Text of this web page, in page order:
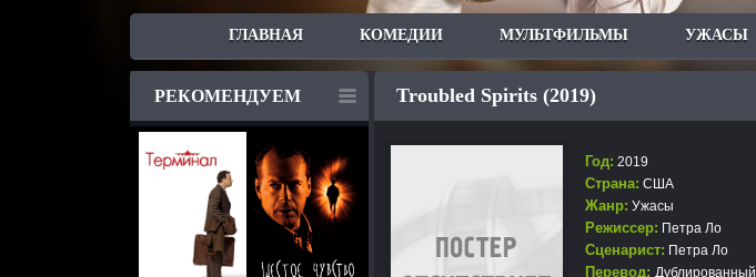
ГЛАВНАЯ КОМЕДИИ МУЛЬТФИЛЬМЫ УЖАСЫ
РЕКОМЕНДУЕМ Troubled Spirits (2019)
Год: 2019
Страна: США
Жанр: Ужасы
Режиссер: Петра Ло
Сценарист: Петра Ло
Перевод: Дублированный